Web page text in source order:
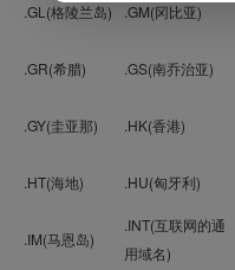
.GL(格陵兰岛) .GM(冈比亚)
.GR(希腊) .GS(南乔治亚)
.GY(圭亚那) .HK(香港)
.HT(海地) .HU(匈牙利)
.IM(马恩岛)
.INT(互联网的通
用域名)